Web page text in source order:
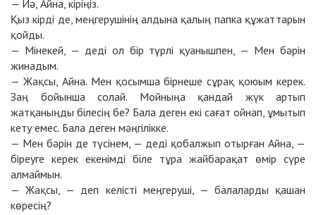
— Иә, Айна, кіріңіз.
Қыз кірді де, меңгерушінің алдына қалың папка құжаттарын
қойды.
— Мінекей, — деді ол бір түрлі қуанышпен, — Мен бәрін
жинадым.
— Жақсы, Айна. Мен қосымша бірнеше сұрақ қоюым керек.
Заң бойынша солай. Мойныңа қандай жүк артып
жатқаныңды білесің бе? Бала деген екі сағат ойнап, ұмытып
кету емес. Бала деген мәңгілікке.
— Мен бәрін де түсінем, — деді қобалжып отырған Айна, —
біреуге керек екенімді біле тұра жайбарақат өмір сүре
алмаймын.
— Жақсы, — деп келісті меңгеруші, — балаларды қашан
көресің?